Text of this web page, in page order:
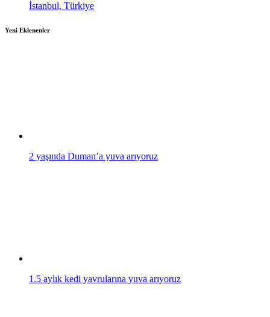
İstanbul, Türkiye
Yeni Eklenenler
2 yaşında Duman’a yuva arıyoruz
1.5 aylık kedi yavrularına yuva arıyoruz